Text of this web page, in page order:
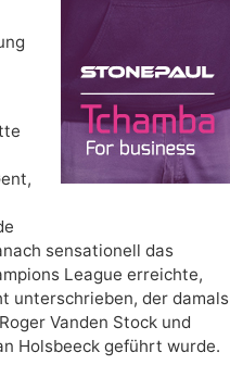
sensationell das
League erreichte,
unterschrieben, der damals
Vanden Stock und
Holsbeeck geführt wurde.